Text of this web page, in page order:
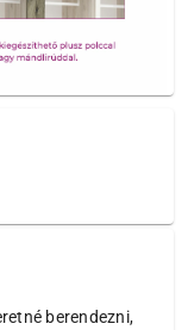
berendezni,